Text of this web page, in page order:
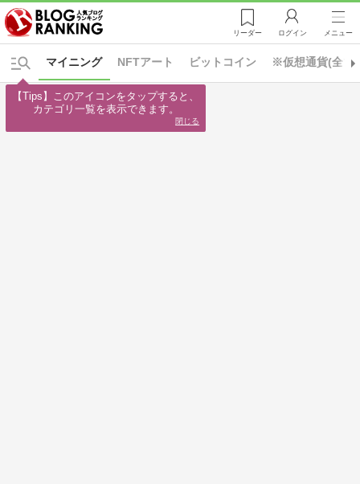
リーダー ログイン メニュー
※仮想通貨(全て)
NFTアート ビットコイン
マイニング